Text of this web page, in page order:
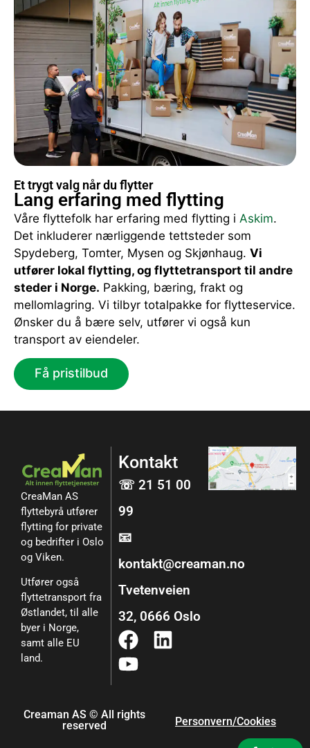
Et trygt valg når du flytter
Lang erfaring med flytting
Våre flyttefolk har erfaring med flytting i Askim.
Det inkluderer nærliggende tettsteder som
Spydeberg, Tomter, Mysen og Skjønhaug. Vi
utfører lokal flytting, og flyttetransport til andre
steder i Norge. Pakking, bæring, frakt og
mellomlagring. Vi tilbyr totalpakke for flytteservice.
Ønsker du å bære selv, utfører vi også kun
transport av eiendeler.
Få pristilbud
CreaMan AS
flyttebyrå utfører
flytting for private
og bedrifter i Oslo
og Viken.
Utfører også
flyttetransport fra
Østlandet, til alle
byer i Norge,
samt alle EU
land.
Kontakt
☏ 21 51 00
99
📧
kontakt@creaman.no
Tvetenveien
32, 0666 Oslo
Creaman AS © All rights
reserved
Personvern/Cookies